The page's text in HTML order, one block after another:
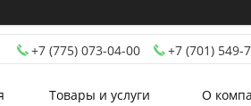
+7 (775) 073-04-00 +7 (701) 549-
Товары и услуги О